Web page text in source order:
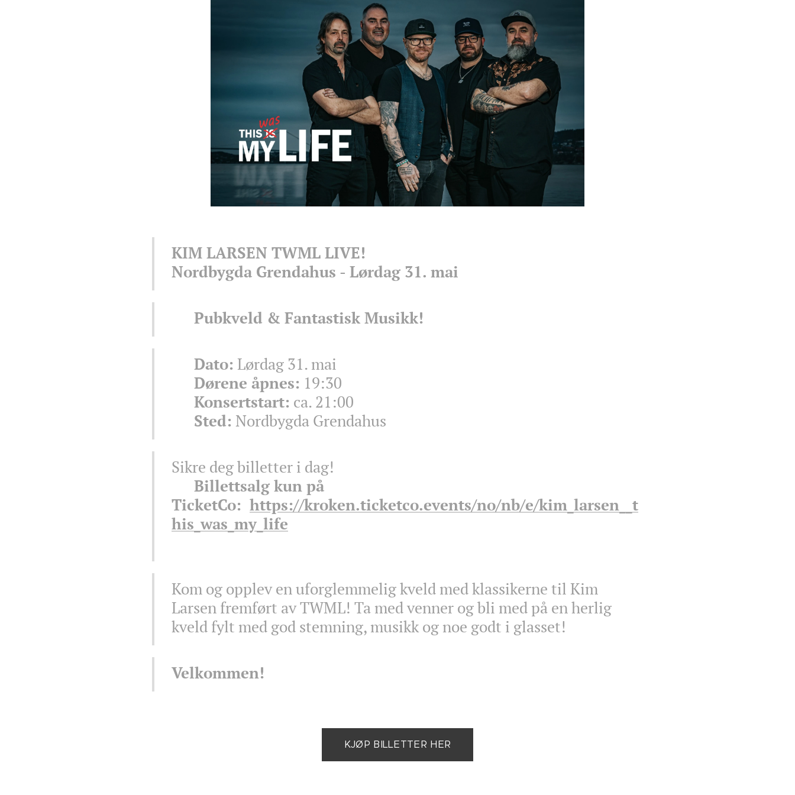
KIM LARSEN TWML LIVE!
Nordbygda Grendahus - Lørdag 31. mai
Pubkveld & Fantastisk Musikk!
Dato: Lørdag 31. mai
Dørene åpnes: 19:30
Konsertstart: ca. 21:00
Sted: Nordbygda Grendahus
Sikre deg billetter i dag!
Billettsalg kun på
TicketCo: https://kroken.ticketco.events/no/nb/e/kim_larsen__t
his_was_my_life
Kom og opplev en uforglemmelig kveld med klassikerne til Kim
Larsen fremført av TWML! Ta med venner og bli med på en herlig
kveld fylt med god stemning, musikk og noe godt i glasset! 🍻🎤
Velkommen!
KJØP BILLETTER HER